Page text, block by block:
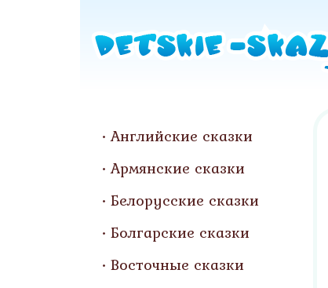
Английские сказки
Армянские сказки
Белорусские сказки
Болгарские сказки
Восточные сказки